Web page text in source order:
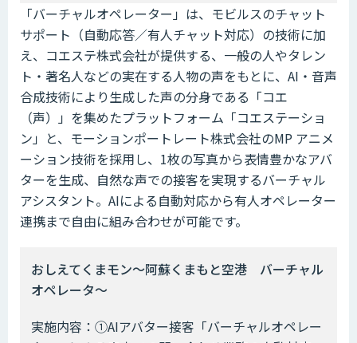
「バーチャルオペレーター」は、モビルスのチャット
サポート（自動応答／有人チャット対応）の技術に加
え、コエステ株式会社が提供する、一般の人やタレン
ト・著名人などの実在する人物の声をもとに、AI・音声
合成技術により生成した声の分身である「コエ
（声）」を集めたプラットフォーム「コエステーショ
ン」と、モーションポートレート株式会社のMP アニメ
ーション技術を採用し、1枚の写真から表情豊かなアバ
ターを生成、自然な声での接客を実現するバーチャル
アシスタント。AIによる自動対応から有人オペレーター
連携まで自由に組み合わせが可能です。
おしえてくまモン～阿蘇くまもと空港 バーチャル
オペレータ～
実施内容：①AIアバター接客「バーチャルオペレー